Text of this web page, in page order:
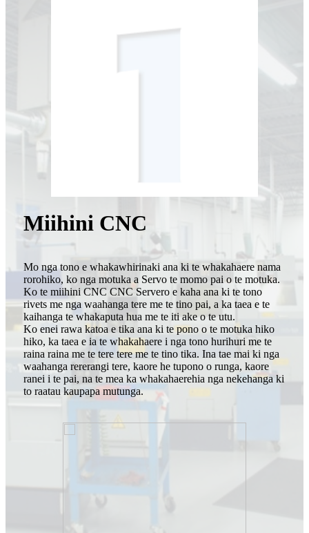
Miihini CNC
Mo nga tono e whakawhirinaki ana ki te whakahaere nama
rorohiko, ko nga motuka a Servo te momo pai o te motuka.
Ko te miihini CNC CNC Servero e kaha ana ki te tono
rivets me nga waahanga tere me te tino pai, a ka taea e te
kaihanga te whakaputa hua me te iti ake o te utu.
Ko enei rawa katoa e tika ana ki te pono o te motuka hiko
hiko, ka taea e ia te whakahaere i nga tono hurihuri me te
raina raina me te tere tere me te tino tika. Ina tae mai ki nga
waahanga rererangi tere, kaore he tupono o runga, kaore
ranei i te pai, na te mea ka whakahaerehia nga nekehanga ki
to raatau kaupapa mutunga.